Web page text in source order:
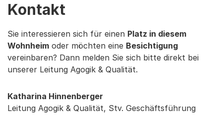
Kontakt
Sie interessieren sich für einen Platz in diesem
Wohnheim oder möchten eine Besichtigung
vereinbaren? Dann melden Sie sich bitte direkt bei
unserer Leitung Agogik & Qualität.
Katharina Hinnenberger
Leitung Agogik & Qualität, Stv. Geschäftsführung